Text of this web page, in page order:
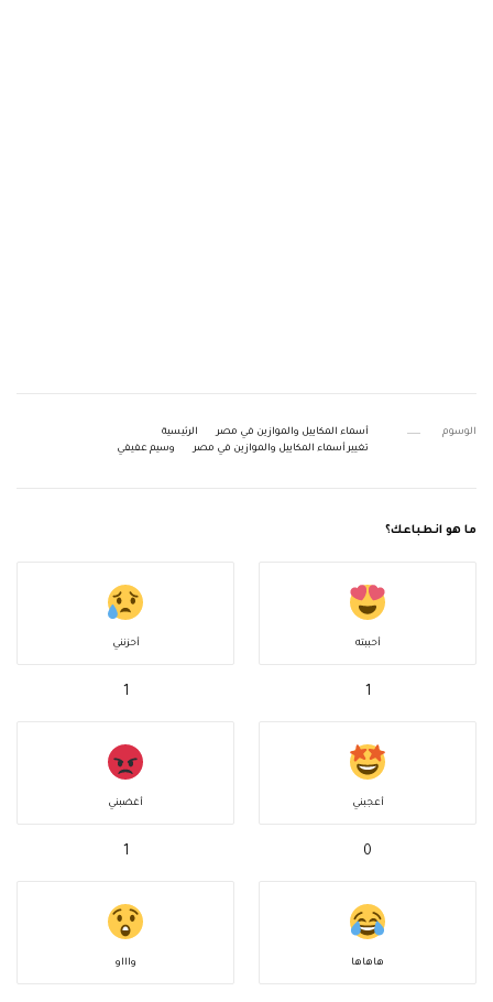
الوسوم أسماء المكاييل والموازين في مصر
الرئيسية
تغيير أسماء المكاييل والموازين في مصر
وسيم عفيفي
ما هو انطباعك؟
أحببته
1
أحزنني
1
أعجبني
0
أغضبني
1
هاهاها واااو